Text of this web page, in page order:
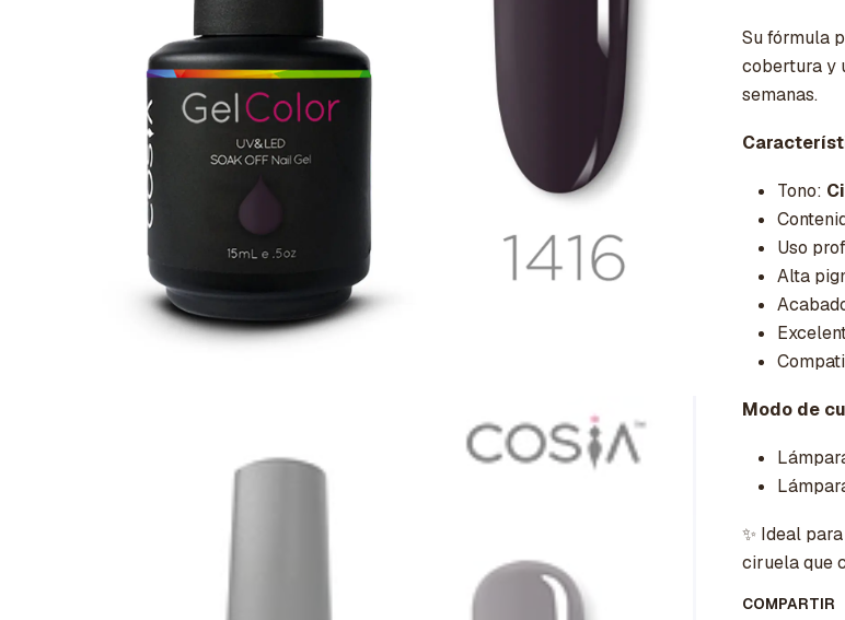
Su fórmula
cobertura y
semanas.
Tono:
Uso
Alta
Modo de
✨ Ideal
ciruela que
COMPARTIR